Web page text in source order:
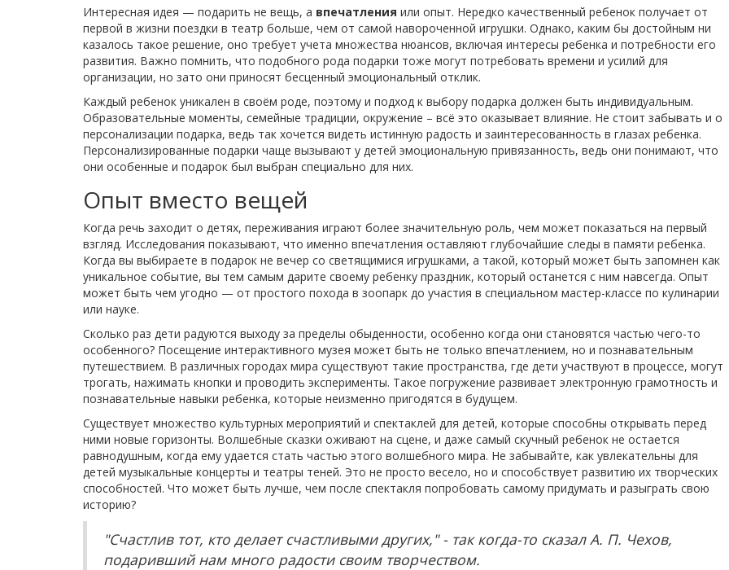
Интересная идея — подарить не вещь, а впечатления или опыт. Нередко качественный ребенок получает от
первой в жизни поездки в театр больше, чем от самой навороченной игрушки. Однако, каким бы достойным ни
казалось такое решение, оно требует учета множества нюансов, включая интересы ребенка и потребности его
развития. Важно помнить, что подобного рода подарки тоже могут потребовать времени и усилий для
организации, но зато они приносят бесценный эмоциональный отклик.
Каждый ребенок уникален в своём роде, поэтому и подход к выбору подарка должен быть индивидуальным.
Образовательные моменты, семейные традиции, окружение – всё это оказывает влияние. Не стоит забывать и о
персонализации подарка, ведь так хочется видеть истинную радость и заинтересованность в глазах ребенка.
Персонализированные подарки чаще вызывают у детей эмоциональную привязанность, ведь они понимают, что
они особенные и подарок был выбран специально для них.
Опыт вместо вещей
Когда речь заходит о детях, переживания играют более значительную роль, чем может показаться на первый
взгляд. Исследования показывают, что именно впечатления оставляют глубочайшие следы в памяти ребенка.
Когда вы выбираете в подарок не вечер со светящимися игрушками, а такой, который может быть запомнен как
уникальное событие, вы тем самым дарите своему ребенку праздник, который останется с ним навсегда. Опыт
может быть чем угодно — от простого похода в зоопарк до участия в специальном мастер-классе по кулинарии
или науке.
Сколько раз дети радуются выходу за пределы обыденности, особенно когда они становятся частью чего-то
особенного? Посещение интерактивного музея может быть не только впечатлением, но и познавательным
путешествием. В различных городах мира существуют такие пространства, где дети участвуют в процессе, могут
трогать, нажимать кнопки и проводить эксперименты. Такое погружение развивает электронную грамотность и
познавательные навыки ребенка, которые неизменно пригодятся в будущем.
Существует множество культурных мероприятий и спектаклей для детей, которые способны открывать перед
ними новые горизонты. Волшебные сказки оживают на сцене, и даже самый скучный ребенок не остается
равнодушным, когда ему удается стать частью этого волшебного мира. Не забывайте, как увлекательны для
детей музыкальные концерты и театры теней. Это не просто весело, но и способствует развитию их творческих
способностей. Что может быть лучше, чем после спектакля попробовать самому придумать и разыграть свою
историю?
"Счастлив тот, кто делает счастливыми других," - так когда-то сказал А. П. Чехов,
подаривший нам много радости своим творчеством.